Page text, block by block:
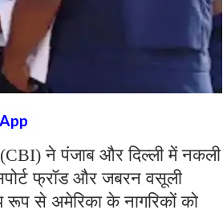
ने पंजाब और दिल्ली में नकली
फ्रॉड और जबरन वसूली
रूप से अमेरिका के नागरिकों को